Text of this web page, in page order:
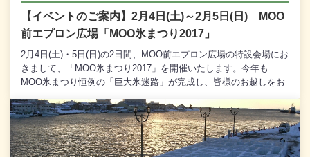
と お電話番号をご記入ください。 【MOO1階の
免税手続カウンターにご記入用の鉛筆を ご用意いたし
ております】 3．記入した応募券をMOO1階中央の［MOOガ
イド］に設置の応募箱に 入れてください。 【応
募箱設置時間＝両日とも10:00から19:00まで】◎ 応募上のご注意
事項 ・ 氷の本数にはスタート／ゴールの土台になっている氷
と補強用の氷を 除きます。 ・ 店舗印のないもの、記入
欄に未記入の項目があるものは無効となります。◎ その他 ※
当選者は2月8日(水)にMOOガイドにて、個人情報を特定できない
ように 細心の注意を払い掲示するとともに、お電話にて直
【イベントのご案内】2月4日(土)～2月5日(日) MOO
前エプロン広場「MOO氷まつり2017」
2月4日(土)・5日(日)の2日間、MOO前エプロン広場の特設会場にお
きまして、「MOO氷まつり2017」を開催いたします。今年も
MOO氷まつり恒例の「巨大氷迷路」が完成し、皆様のお越しをお
なっておりますので、右に、左に、ゴールを目指してみてはいか
がでしょう。また、冬の海風を受けながらの本格炭火焼き「寒風
炉ばた」、温かいメニューの販売コーナー「あったかテント」
で、おなかも心も温まるひとときをお過ごしください。また、2月